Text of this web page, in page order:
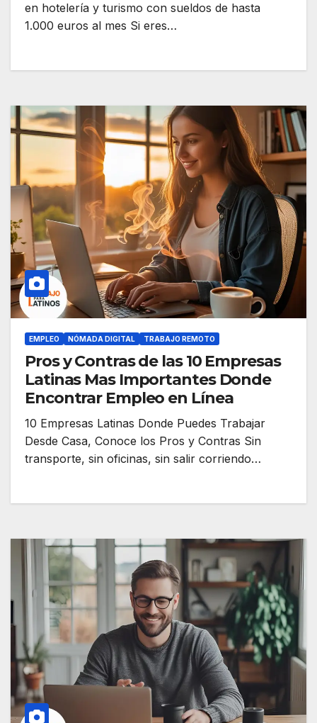
en hotelería y turismo con sueldos de hasta
1.000 euros al mes Si eres…
EMPLEO NÓMADA DIGITAL TRABAJO REMOTO
Pros y Contras de las 10 Empresas
Latinas Mas Importantes Donde
Encontrar Empleo en Línea
10 Empresas Latinas Donde Puedes Trabajar
Desde Casa, Conoce los Pros y Contras Sin
transporte, sin oficinas, sin salir corriendo…